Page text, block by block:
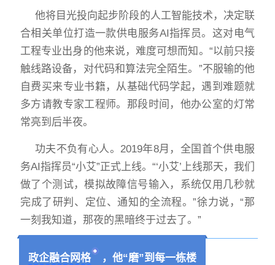
他将目光投向起步阶段的人工智能技术，决定联
合相关单位打造一款供电服务AI指挥员。这对电气
工程专业出身的他来说，难度可想而知。“以前只接
触线路设备，对代码和算法完全陌生。”不服输的他
自费买来专业书籍，从基础代码学起，遇到难题就
多方请教专家工程师。那段时间，他办公室的灯常
常亮到后半夜。
功夫不负有心人。2019年8月，全国首个供电服
务AI指挥员“小艾”正式上线。“‘小艾’上线那天，我们
做了个测试，模拟故障信号输入，系统仅用几秒就
完成了研判、定位、通知的全流程。”徐力说，“那
一刻我知道，那夜的黑暗终于过去了。”
政企融合网格 ，他“磨”到每一栋楼